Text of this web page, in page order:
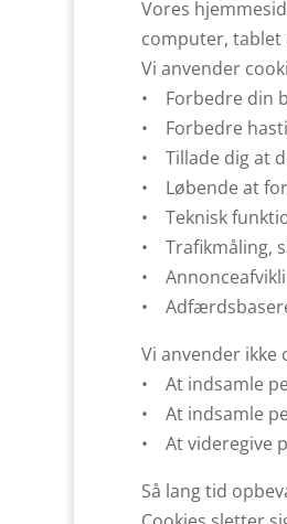
Vores
computer, tablet
Vi anvender
• Forbedre din
• Forbedre
• Tillade dig at
• Løbende at
• Teknisk
• Trafikmåling,
•
•
Vi anvender ikke
• At indsamle
• At indsamle
• At videregive
Så lang tid